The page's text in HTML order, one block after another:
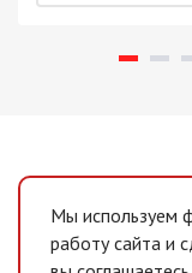
Мы используем
работу сайта и